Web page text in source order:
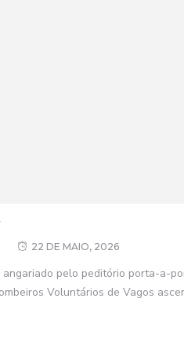
22 DE MAIO, 2026
angariado pelo peditório porta-a-
Voluntários de Vagos